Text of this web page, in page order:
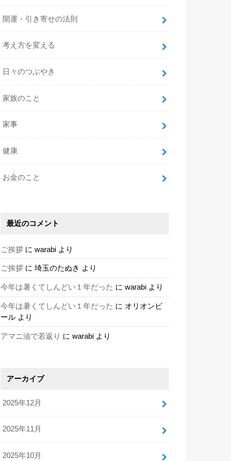
開運・引き寄せの法則
考え方を変える
日々のつぶやき
家族のこと
家事
健康
お金のこと
最近のコメント
ご挨拶 に warabi より
ご挨拶 に 埼玉のたぬき より
今年は暑くてしんどい１年だった に warabi より
今年は暑くてしんどい１年だった に オリオンビ
ール より
アマニ油で若返り に warabi より
アーカイブ
2025年12月
2025年11月
2025年10月